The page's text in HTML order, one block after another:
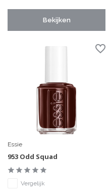
Bekijken
Essie
953 Odd Squad
Vergelijk